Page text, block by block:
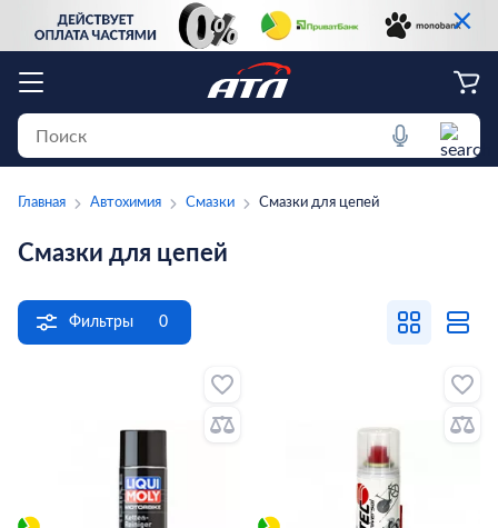
×
Главная Автохимия Смазки Смазки для цепей
Смазки для цепей
Фильтры 0